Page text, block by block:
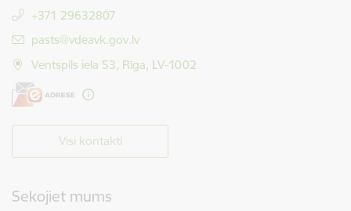
+371 29632807
E-pasts:
pasts@vdeavk.gov.lv
Ventspils iela 53, Rīga, LV-1002
Visi kontakti
Sekojiet mums